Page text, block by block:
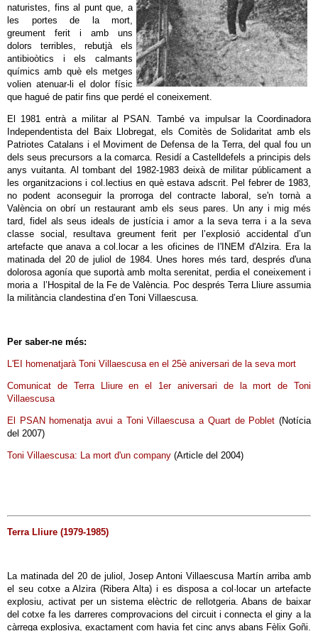
naturistes, fins al punt que, a
les portes de la mort,
greument ferit i amb uns
dolors terribles, rebutjà els
antibioòtics i els calmants
químics amb què els metges
volien atenuar-li el dolor físic
que hagué de patir fins que perdé el coneixement.
El 1981 entrà a militar al PSAN. També va impulsar la Coordinadora
Independentista del Baix Llobregat, els Comitès de Solidaritat amb els
Patriotes Catalans i el Moviment de Defensa de la Terra, del qual fou un
dels seus precursors a la comarca. Residí a Castelldefels a principis dels
anys vuitanta. Al tombant del 1982-1983 deixà de militar públicament a
les organitzacions i col.lectius en què estava adscrit. Pel febrer de 1983,
no podent aconseguir la prorroga del contracte laboral, se'n tornà a
València on obrí un restaurant amb els seus pares. Un any i mig més
tard, fidel als seus ideals de justícia i amor a la seva terra i a la seva
classe social, resultava greument ferit per l’explosió accidental d’un
artefacte que anava a col.locar a les oficines de I'INEM d'Alzira. Era la
matinada del 20 de juliol de 1984. Unes hores més tard, després d'una
dolorosa agonía que suportà amb molta serenitat, perdia el coneixement i
moria a l’Hospital de la Fe de València. Poc després Terra Lliure assumia
la militància clandestina d’en Toni Villaescusa.
Per saber-ne més:
L'EI homenatjarà Toni Villaescusa en el 25è aniversari de la seva mort
Comunicat de Terra Lliure en el 1er aniversari de la mort de Toni
Villaescusa
El PSAN homenatja avui a Toni Villaescusa a Quart de Poblet (Notícia
del 2007)
Toni Villaescusa: La mort d'un company (Article del 2004)
Terra Lliure (1979-1985)
La matinada del 20 de juliol, Josep Antoni Villaescusa Martín arriba amb
el seu cotxe a Alzira (Ribera Alta) i es disposa a col·locar un artefacte
explosiu, activat per un sistema elèctric de rellotgeria. Abans de baixar
del cotxe fa les darreres comprovacions del circuit i connecta el giny a la
càrrega explosiva, exactament com havia fet cinc anys abans Fèlix Goñi.